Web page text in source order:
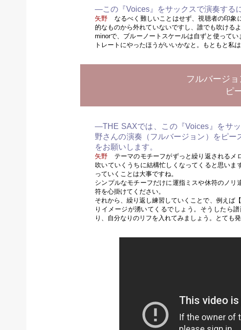
—この『Voices』をサックスで演奏する
矢野 なるべく難しいことはせず、視聴者の印象
的なものから外れていないですし、誰でも吹ける
minorで、ブルーノートスケールは自ずと使って
トレートにやったほうがいいかなと。もともと私
フルバージ
ピ
—THE SAXでは、この『Voices』をサ
野さんの演奏（フルバージョン）をピー
をお願いします。
矢野 テーマのモチーフがずっと繰り返されるメ
吹いていくうちに結構忙しくなってくると思い
っていくことは大事ですね。
シンプルなモチーフだけに運指ミスや休符のノ
符を心掛けてください。
それから、繰り返し練習していくことで、例えば
りイメージが湧いてくるでしょう。そうしたら
り、自分なりのリフを入れてみましょう。とても